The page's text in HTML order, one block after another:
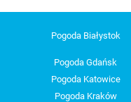
Pogoda Białystok
Pogoda Gdańsk
Pogoda Katowice
Pogoda Kraków